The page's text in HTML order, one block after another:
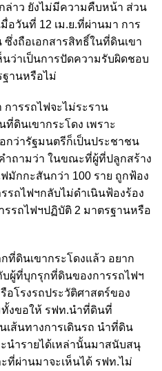
ล่าว ยังไม่มีความคืบหน้า ส่วน
อวันที่ 12 เม.ย.ที่ผ่านมา การ
งถือเอกสารสิทธิ์ในที่ดินเขา
ว่าเป็นการปัดความรับผิดชอบ
านหรือไม่
การรถไฟจะไม่ระราน
ดินเขากระโดง เพราะ
กว่ารัฐมนตรีก็เป็นประชาชน
ำถามว่า ในขณะที่ผู้ที่ปลูกสร้าง
มักกะสันกว่า 100 ราย ถูกฟ้อง
รถไฟฯกลับไม่ดำเนินฟ้องร้อง
รรถไฟฯปฏิบัติ 2 มาตรฐานหรือ
ที่ดินเขากระโดงแล้ว อยาก
บผู้ที่บุกรุกที่ดินของการรถไฟฯ
อโรงรถประวัติศาสตร์ของ
งขอให้ รฟท.นำที่ดินที่
เส้นทางการเดินรถ นำที่ดิน
นำรายได้เหล่านั้นมาสนับสนุ
ที่ผ่านมาจะเห็นได้ รฟท.ไม่